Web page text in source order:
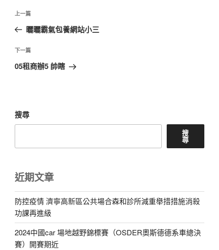
文
導
覽
上
一
文
章
上一篇
曬曬霸氣包養網站小三
下
一
下一篇
05租商辦5 帥瞎
搜尋
搜
尋
近期文章
防控疫情 濟寧高新區公共場合森和診所減重舉措措施消殺
功課再進級
2024中國car 場地越野錦標賽（OSDER奧斯德德系車總決
賽）開賽期近